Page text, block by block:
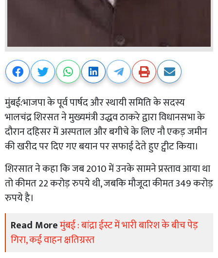
मुंबई:भाजपा के पूर्व पार्षद और स्थायी समिति के सदस्य
भालचंद्र शिरसत ने मुख्यमंत्री उद्धव ठाकरे द्वारा विधानसभा के
दौरान दहिसर में अस्पताल और बगीचे के लिए नौ एकड़ जमीन
की खरीद पर दिए गए बयान पर सफाई देते हुए ट्वीट किया।
शिरसात ने कहा कि जब 2010 में उनके सामने प्रस्ताव आया था
तो कीमत 22 करोड़ रुपये थी, जबकि मौजूदा कीमत 349 करोड़
रुपये है।
Read Moreमुंबई : बांद्रा ईस्ट में भारी बारिश के बीच पेड़
गिरा, कई वाहन क्षतिग्रस्त